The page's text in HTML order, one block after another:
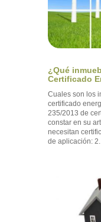
¿Qué
Certificado
Cuales son los
certificado
235/2013 de
constar en su
necesitan
de aplicación: 2.